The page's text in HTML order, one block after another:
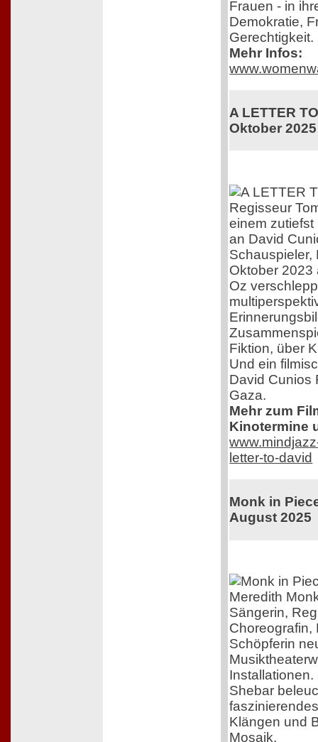
Frauen - in
Demokratie,
Gerechtigkeit.
Mehr Infos:
A LETTER
Oktober 2025
Regisseur
einem
an David
Schauspieler,
Oktober 2023
Oz
Fiktion, über
Und ein
David Cunios
Gaza.
Mehr zum
Kinotermine
letter-to-david
Monk in
August 2025
Meredith
Sängerin,
Choreografin,
Schöpferin
Shebar
Klängen und
Mosaik.